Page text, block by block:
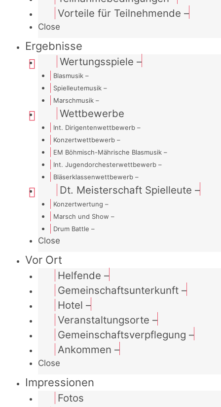
Vorteile für Teilnehmende –
Close
Ergebnisse
Wertungsspiele –
Blasmusik –
Spielleutemusik –
Marschmusik –
Wettbewerbe
Int. Dirigentenwettbewerb –
Konzertwettbewerb –
EM Böhmisch-Mährische Blasmusik –
Int. Jugendorchesterwettbewerb –
Bläserklassenwettbewerb –
Dt. Meisterschaft Spielleute –
Konzertwertung –
Marsch und Show –
Drum Battle –
Close
Vor Ort
Helfende –
Gemeinschaftsunterkunft–
Hotel –
Veranstaltungsorte –
Gemeinschaftsverpflegung –
Ankommen –
Close
Impressionen
Fotos